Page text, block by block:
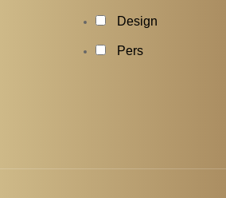
Design
Pers